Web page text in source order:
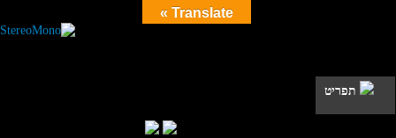
תפריט
Translate »